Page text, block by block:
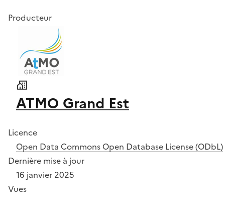
Producteur
ATMO Grand Est
Licence
Open Data Commons Open Database License (ODbL)
Dernière mise à jour
16 janvier 2025
Vues